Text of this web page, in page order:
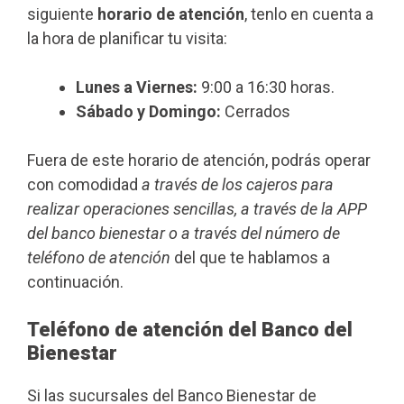
siguiente horario de atención, tenlo en cuenta a
la hora de planificar tu visita:
Lunes a Viernes: 9:00 a 16:30 horas.
Sábado y Domingo: Cerrados
Fuera de este horario de atención, podrás operar
con comodidad a través de los cajeros para
realizar operaciones sencillas, a través de la APP
del banco bienestar o a través del número de
teléfono de atención del que te hablamos a
continuación.
Teléfono de atención del Banco del
Bienestar
Si las sucursales del Banco Bienestar de